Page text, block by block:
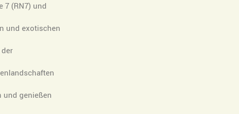
7 (RN7) und
und exotischen
und genießen